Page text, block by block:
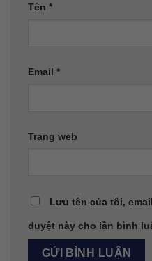
Tên *
Email *
Trang web
Lưu tên của tôi,
duyệt này cho lần bình